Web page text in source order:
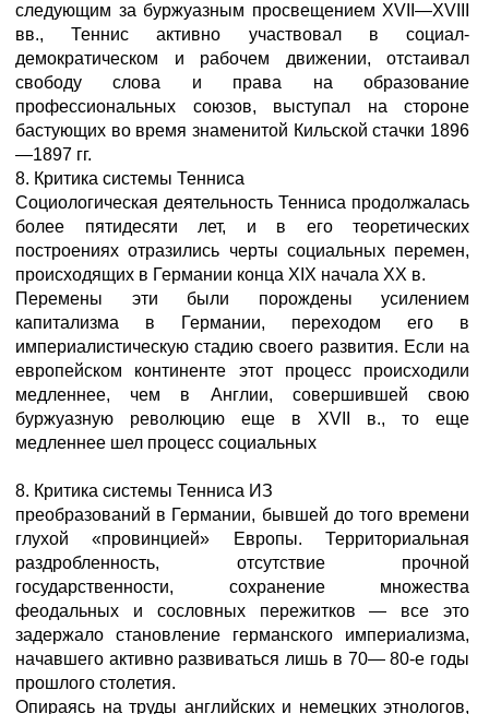
следующим за буржуазным просвещением XVII—XVIII
вв., Теннис активно участвовал в социал-
демократическом и рабочем движении, отстаивал
свободу слова и права на образование
профессиональных союзов, выступал на стороне
бастующих во время знаменитой Кильской стачки 1896
—1897 гг.
8. Критика системы Тенниса
Социологическая деятельность Тенниса продолжалась
более пятидесяти лет, и в его теоретических
построениях отразились черты социальных перемен,
происходящих в Германии конца XIX начала XX в.
Перемены эти были порождены усилением
капитализма в Германии, переходом его в
империалистическую стадию своего развития. Если на
европейском континенте этот процесс происходили
медленнее, чем в Англии, совершившей свою
буржуазную революцию еще в XVII в., то еще
медленнее шел процесс социальных
8. Критика системы Тенниса ИЗ
преобразований в Германии, бывшей до того времени
глухой «провинцией» Европы. Территориальная
раздробленность, отсутствие прочной
государственности, сохранение множества
феодальных и сословных пережитков — все это
задержало становление германского империализма,
начавшего активно развиваться лишь в 70— 80-е годы
прошлого столетия.
Опираясь на труды английских и немецких этнологов,